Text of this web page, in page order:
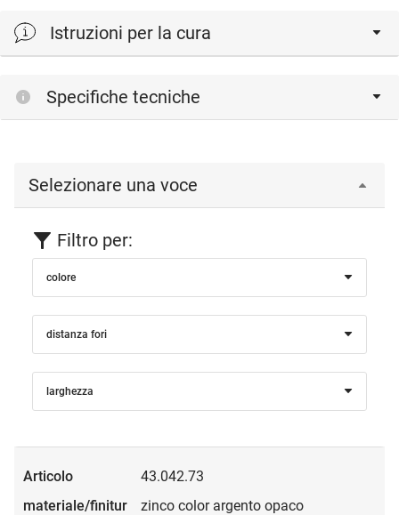
Istruzioni per la cura
umido (ad esempio, un panno in pile). Se un panno umido
attaccano la superficie laccata e possono persino
Specifiche tecniche
Selezionare una voce
Filtro per:
colore
distanza fori
larghezza
43.042.73
zinco color argento opaco